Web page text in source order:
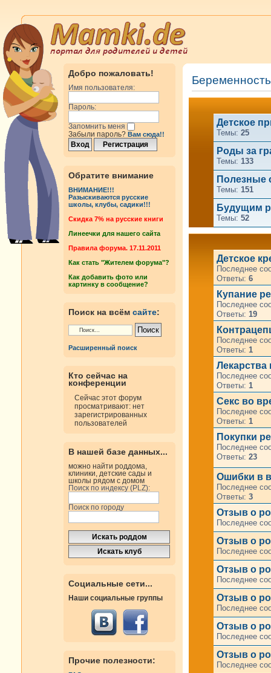
Добро пожаловать!
Имя пользователя:
Пароль:
Запомнить меня
Забыли пароль? Вам сюда!!
Обратите внимание
ВНИМАНИЕ!!!
Разыскиваются русские
школы, клубы, садики!!!
Cкидка 7% на русские книги
Линеечки для нашего сайта
Правила форума. 17.11.2011
Как стать "Жителем форума"?
Как добавить фото или
картинку в сообщение?
Поиск на всём сайте:
Расширенный поиск
Кто сейчас на
конференции
Сейчас этот форум
просматривают: нет
зарегистрированных
пользователей
В нашей базе данных...
можно найти роддома,
клиники, детские сады и
школы рядом с домом
Поиск по индексу (PLZ):
Поиск по городу
Социальные сети...
Наши социальные группы
Прочие полезности:
Детское
Темы: 25
Роды за
Темы: 133
Полезные
Темы: 151
Будущим
Темы: 52
Детское
Последнее
Ответы: 6
Купание
Последнее
Ответы: 19
Последнее
Ответы: 1
Лекарства
Последнее
Ответы: 1
Секс во
Последнее
Ответы: 1
Покупки
Последнее
Ответы: 23
Ошибки в
Последнее
Ответы: 3
Отзыв о
Последнее
Отзыв о
Последнее
Отзыв о
Последнее
Отзыв о
Последнее
Отзыв о
Последнее
Отзыв о
Последнее